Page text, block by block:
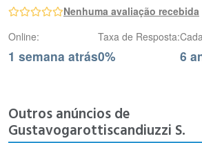
Nenhuma avaliação recebida
Online:
1 semana atrás
Taxa de Resposta:
0% 6
Outros anúncios de
Gustavogarottiscandiuzzi S.